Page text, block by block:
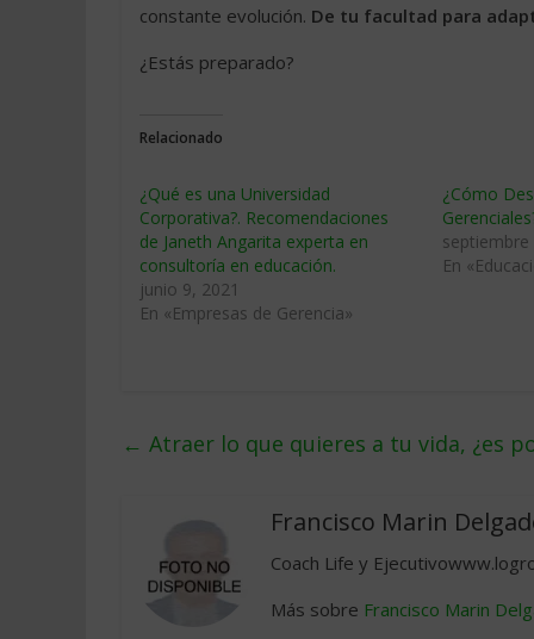
constante evolución. De tu facultad para
¿Estás preparado?
Relacionado
¿Qué es una Universidad
Corporativa?. Recomendaciones
de Janeth Angarita experta en
consultoría en educación.
junio 9, 2021
En «Empresas de Gerencia»
¿Cómo
septiembre
En
← Atraer lo que quieres a tu vida, ¿es
Francisco Marin
Coach Life y
Más sobre Francisco Marin